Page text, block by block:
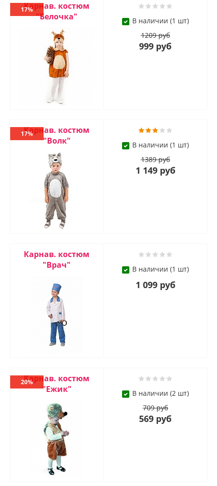
Карнав. костюм
"Белочка"
17%
В наличии (1 шт)
1209 руб
999 руб
Карнав. костюм
"Волк"
17%
В наличии (1 шт)
1389 руб
1 149 руб
Карнав. костюм
"Врач"
В наличии (1 шт)
1 099 руб
Карнав. костюм
"Ежик"
20%
В наличии (2 шт)
709 руб
569 руб